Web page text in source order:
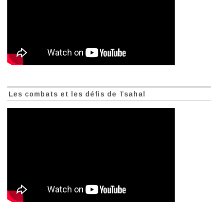
Les combats et les défis de Tsahal